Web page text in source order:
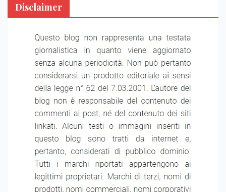
Disclaimer